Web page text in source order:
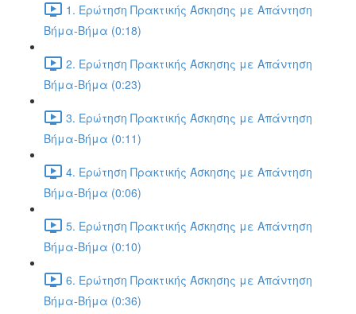
1. Ερώτηση Πρακτικής Άσκησης με Απάντηση
Βήμα-Βήμα (0:18)
2. Ερώτηση Πρακτικής Άσκησης με Απάντηση
Βήμα-Βήμα (0:23)
3. Ερώτηση Πρακτικής Άσκησης με Απάντηση
Βήμα-Βήμα (0:11)
4. Ερώτηση Πρακτικής Άσκησης με Απάντηση
Βήμα-Βήμα (0:06)
5. Ερώτηση Πρακτικής Άσκησης με Απάντηση
Βήμα-Βήμα (0:10)
6. Ερώτηση Πρακτικής Άσκησης με Απάντηση
Βήμα-Βήμα (0:36)